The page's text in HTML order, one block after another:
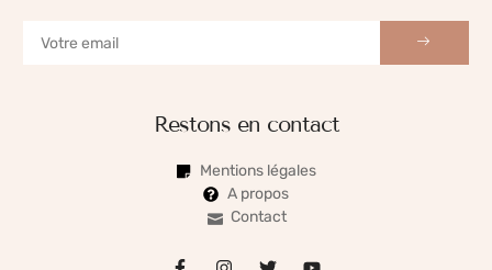
Restons en contact
Mentions légales
A propos
Contact